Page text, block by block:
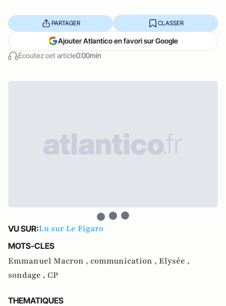
Écoutez cet article0:00min
PARTAGER CLASSER
Ajouter Atlantico en favori sur Google
VU SUR:Lu sur Le Figaro
MOTS-CLES
Emmanuel Macron , communication , Elysée ,
sondage , CP
THEMATIQUES